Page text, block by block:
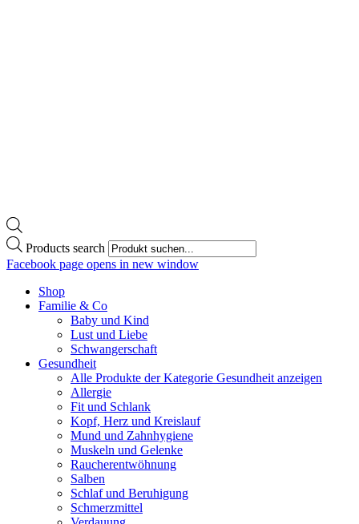
Products search
Facebook page opens in new window
Shop
Familie & Co
Baby und Kind
Lust und Liebe
Schwangerschaft
Gesundheit
Alle Produkte der Kategorie Gesundheit anzeigen
Allergie
Fit und Schlank
Kopf, Herz und Kreislauf
Mund und Zahnhygiene
Muskeln und Gelenke
Raucherentwöhnung
Salben
Schlaf und Beruhigung
Schmerzmittel